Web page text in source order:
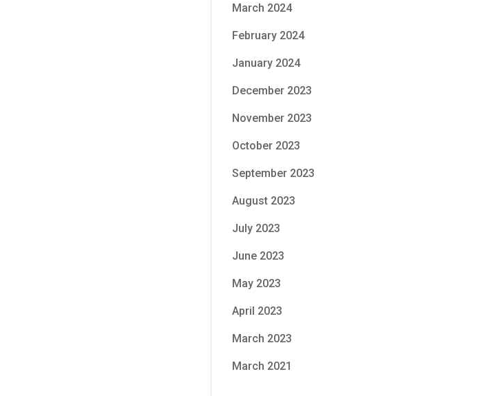
March 2024
February 2024
January 2024
December 2023
November 2023
October 2023
September 2023
August 2023
July 2023
June 2023
May 2023
April 2023
March 2023
March 2021